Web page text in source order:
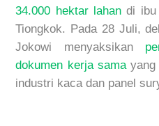
34.000 hektar lahandi ibu
Tiongkok. Pada 28 Juli,
Jokowi menyaksikan
dokumen kerja samayang
industri kaca dan panel